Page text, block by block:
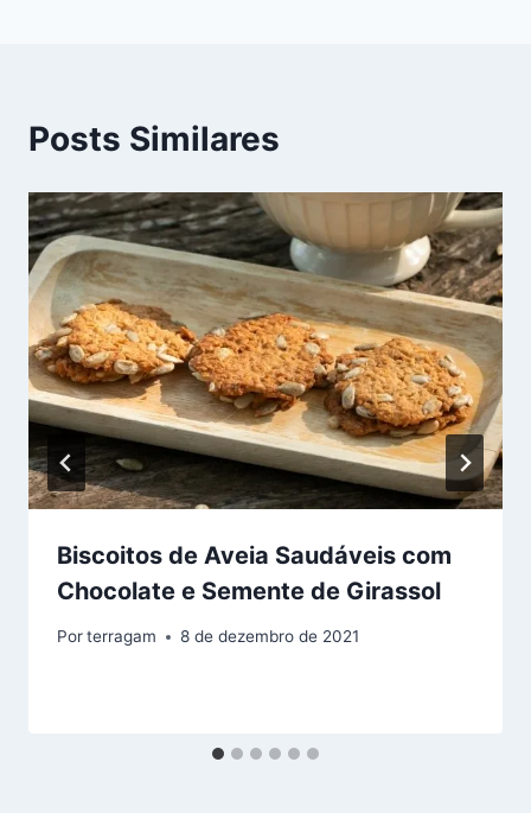
Posts Similares
Biscoitos de Aveia Saudáveis com
Chocolate e Semente de Girassol
Porterragam 8 de dezembro de 2021